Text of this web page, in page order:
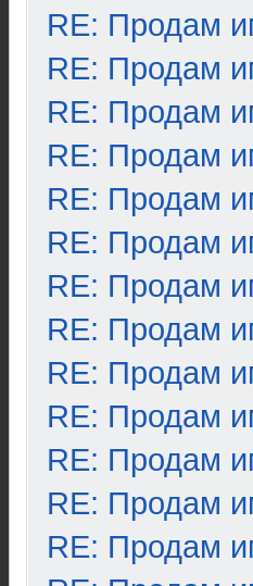
RE: Продам
RE: Продам
RE: Продам
RE: Продам
RE: Продам
RE: Продам
RE: Продам
RE: Продам
RE: Продам
RE: Продам
RE: Продам
RE: Продам
RE: Продам